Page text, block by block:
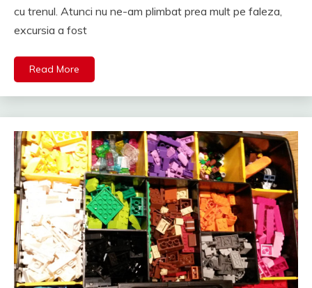
cu trenul. Atunci nu ne-am plimbat prea mult pe faleza,
excursia a fost
Read More